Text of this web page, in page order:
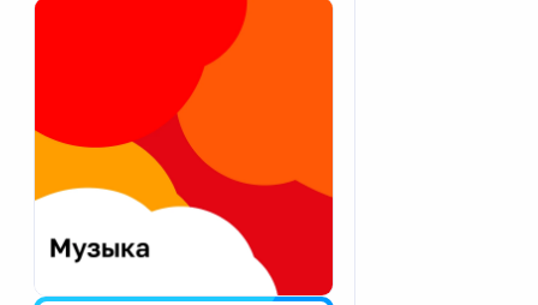
Екатеринбург
Калининград
Калуга